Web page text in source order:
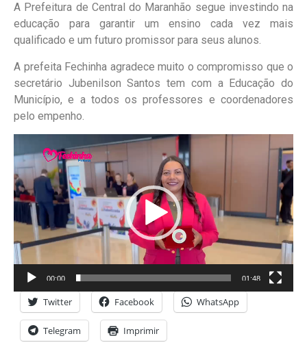
A Prefeitura de Central do Maranhão segue investindo na
educação para garantir um ensino cada vez mais
qualificado e um futuro promissor para seus alunos.
A prefeita Fechinha agradece muito o compromisso que o
secretário Jubenilson Santos tem com a Educação do
Município, e a todos os professores e coordenadores
pelo empenho.
de
vídeo
00:00 01:48
Twitter Facebook WhatsApp
Telegram Imprimir